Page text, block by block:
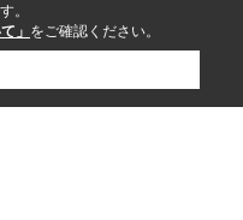
。
」 をご確認ください。